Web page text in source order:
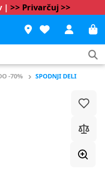
| >> Privarčuj >>
-70% SPODNJI DELI